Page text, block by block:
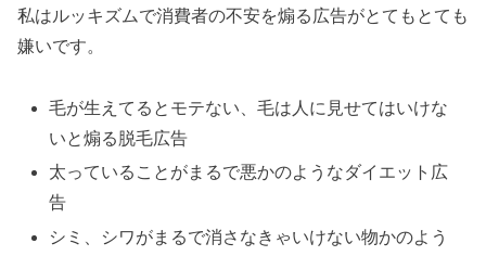
私はルッキズムで消費者の不安を煽る広告がとてもとても
嫌いです。
毛が生えてるとモテない、毛は人に見せてはいけな
いと煽る脱毛広告
太っていることがまるで悪かのようなダイエット広
告
シミ、シワがまるで消さなきゃいけない物かのよう